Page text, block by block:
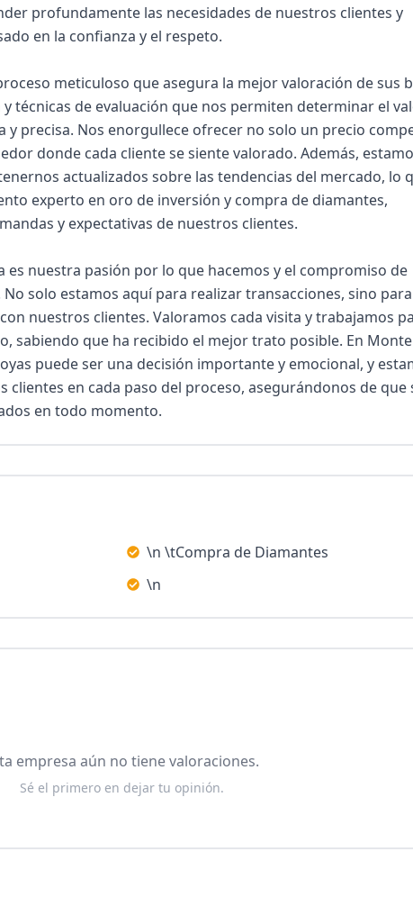
profundamente las necesidades de nuestros clientes y
en la confianza y el respeto.
meticuloso que asegura la mejor valoración de sus
técnicas de evaluación que nos permiten determinar el
y precisa. Nos enorgullece ofrecer no solo un precio
donde cada cliente se siente valorado. Además,
actualizados sobre las tendencias del mercado, lo
experto en oro de inversión y compra de diamantes,
y expectativas de nuestros clientes.
es nuestra pasión por lo que hacemos y el compromiso de
solo estamos aquí para realizar transacciones, sino para
nuestros clientes. Valoramos cada visita y trabajamos
sabiendo que ha recibido el mejor trato posible. En Monte
puede ser una decisión importante y emocional, y
clientes en cada paso del proceso, asegurándonos de que
en todo momento.
\n \tCompra de Diamantes
\n
empresa aún no tiene valoraciones.
Sé el primero en dejar tu opinión.